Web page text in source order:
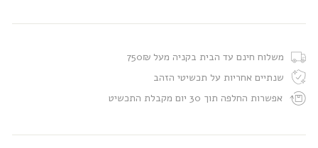
משלוח חינם עד הבית בקניה מעל 750₪
שנתיים אחריות על תכשיטי הזהב
אפשרות החלפה תוך 30 יום מקבלת התכשיט